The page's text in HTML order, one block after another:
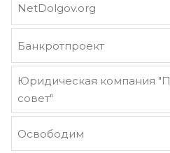
NetDolgov.org
Банкротпроект
Юридическая компания "Правовой
совет"
Освободим